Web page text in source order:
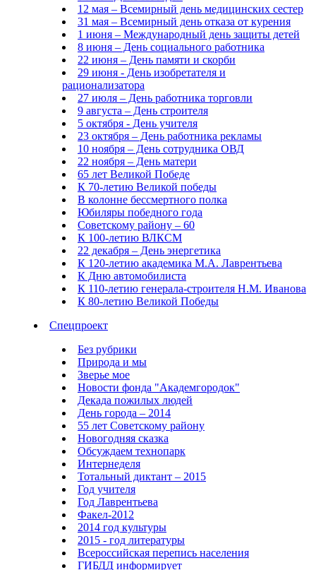
12 мая – Всемирный день медицинских сестер
31 мая – Всемирный день отказа от курения
1 июня – Международный день защиты детей
8 июня – День социального работника
22 июня – День памяти и скорби
29 июня - День изобретателя и
рационализатора
27 июля – День работника торговли
9 августа – День строителя
5 октября - День учителя
23 октября – День работника рекламы
10 ноября – День сотрудника ОВД
22 ноября – День матери
65 лет Великой Победе
К 70-летию Великой победы
В колонне бессмертного полка
Юбиляры победного года
Советскому району – 60
К 100-летию ВЛКСМ
22 декабря – День энергетика
К 120-летию академика М.А. Лаврентьева
К Дню автомобилиста
К 110-летию генерала-строителя Н.М. Иванова
К 80-летию Великой Победы
Спецпроект
Без рубрики
Природа и мы
Зверье мое
Новости фонда "Академгородок"
Декада пожилых людей
День города – 2014
55 лет Советскому району
Новогодняя сказка
Обсуждаем технопарк
Интернеделя
Тотальный диктант – 2015
Год учителя
Год Лаврентьева
Факел-2012
2014 год культуры
2015 - год литературы
Всероссийская перепись населения
ГИБДД информирует